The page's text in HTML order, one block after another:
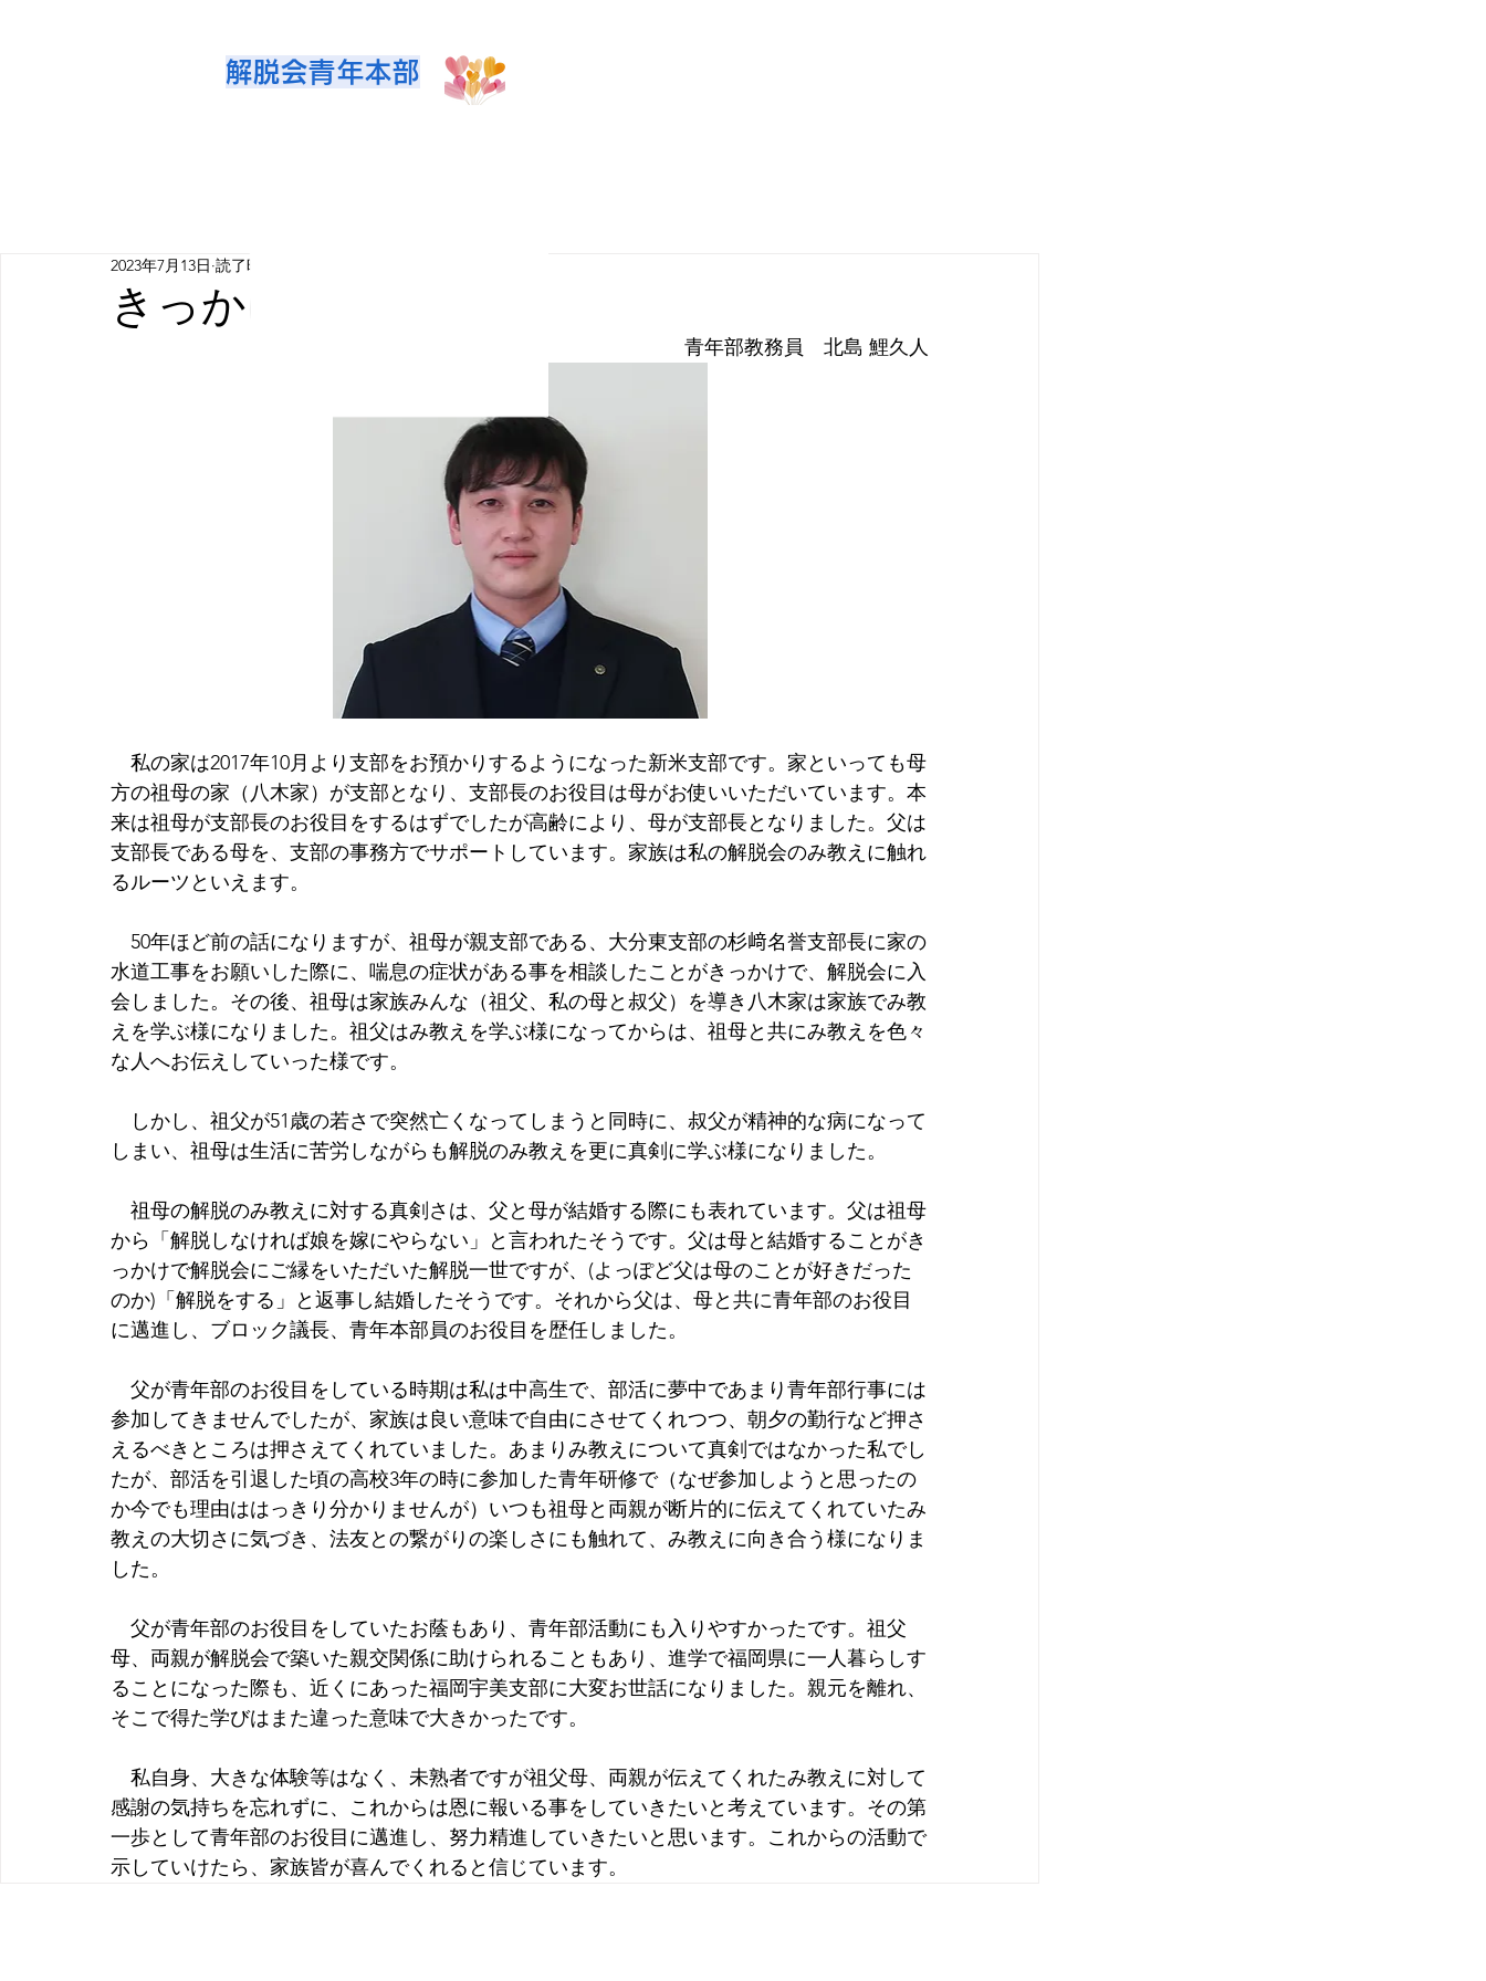
解脱会青年本部
きっかけは〇〇！！
2023年7月13日 読了時間: 3分
青年部教務員　北島 鯉久人
私の家は2017年10月より支部をお預かりするようになった新米支部です。家といっても母
方の祖母の家（八木家）が支部となり、支部長のお役目は母がお使いいただいています。本
来は祖母が支部長のお役目をするはずでしたが高齢により、母が支部長となりました。父は
支部長である母を、支部の事務方でサポートしています。家族は私の解脱会のみ教えに触れ
るルーツといえます。
50年ほど前の話になりますが、祖母が親支部である、大分東支部の杉﨑名誉支部長に家の
水道工事をお願いした際に、喘息の症状がある事を相談したことがきっかけで、解脱会に入
会しました。その後、祖母は家族みんな（祖父、私の母と叔父）を導き八木家は家族でみ教
えを学ぶ様になりました。祖父はみ教えを学ぶ様になってからは、祖母と共にみ教えを色々
な人へお伝えしていった様です。
しかし、祖父が51歳の若さで突然亡くなってしまうと同時に、叔父が精神的な病になって
しまい、祖母は生活に苦労しながらも解脱のみ教えを更に真剣に学ぶ様になりました。
祖母の解脱のみ教えに対する真剣さは、父と母が結婚する際にも表れています。父は祖母
から「解脱しなければ娘を嫁にやらない」と言われたそうです。父は母と結婚することがき
っかけで解脱会にご縁をいただいた解脱一世ですが、(よっぽど父は母のことが好きだった
のか)「解脱をする」と返事し結婚したそうです。それから父は、母と共に青年部のお役目
に邁進し、ブロック議長、青年本部員のお役目を歴任しました。
父が青年部のお役目をしている時期は私は中高生で、部活に夢中であまり青年部行事には
参加してきませんでしたが、家族は良い意味で自由にさせてくれつつ、朝夕の勤行など押さ
えるべきところは押さえてくれていました。あまりみ教えについて真剣ではなかった私でし
たが、部活を引退した頃の高校3年の時に参加した青年研修で（なぜ参加しようと思ったの
か今でも理由ははっきり分かりませんが）いつも祖母と両親が断片的に伝えてくれていたみ
教えの大切さに気づき、法友との繋がりの楽しさにも触れて、み教えに向き合う様になりま
した。
父が青年部のお役目をしていたお蔭もあり、青年部活動にも入りやすかったです。祖父
母、両親が解脱会で築いた親交関係に助けられることもあり、進学で福岡県に一人暮らしす
ることになった際も、近くにあった福岡宇美支部に大変お世話になりました。親元を離れ、
そこで得た学びはまた違った意味で大きかったです。
私自身、大きな体験等はなく、未熟者ですが祖父母、両親が伝えてくれたみ教えに対して
感謝の気持ちを忘れずに、これからは恩に報いる事をしていきたいと考えています。その第
一歩として青年部のお役目に邁進し、努力精進していきたいと思います。これからの活動で
示していけたら、家族皆が喜んでくれると信じています。